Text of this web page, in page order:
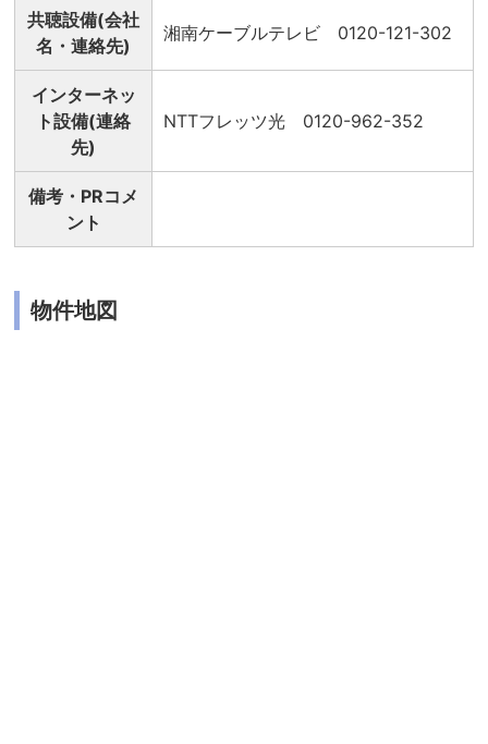
共聴設備(会社
名・連絡先)
湘南ケーブルテレビ 0120-121-302
インターネッ
ト設備(連絡
先)
NTTフレッツ光 0120-962-352
備考・PRコメ
ント
物件地図